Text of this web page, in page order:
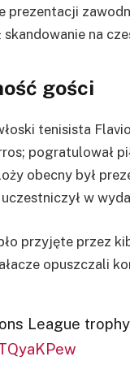
prezentacji
na
gości
tenisista
pogratulował
obecny był
w
przyjęte przez
opuszczali
League